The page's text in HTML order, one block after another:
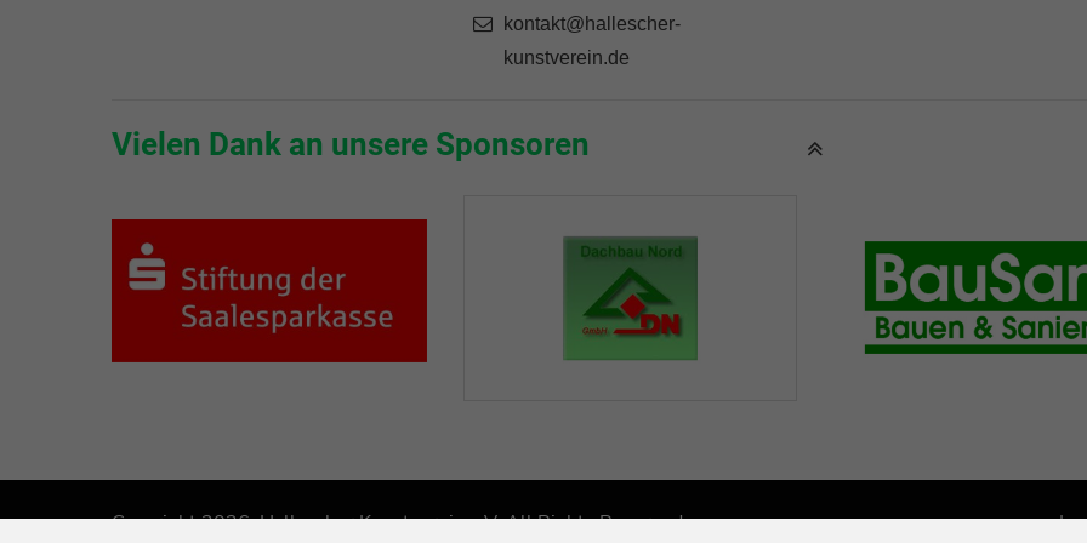
kontakt@hallescher-
kunstverein.de
Vielen Dank an unsere Sponsoren
Copyright 2026. Hallescher Kunstverein e.V. All Rights Reserved.